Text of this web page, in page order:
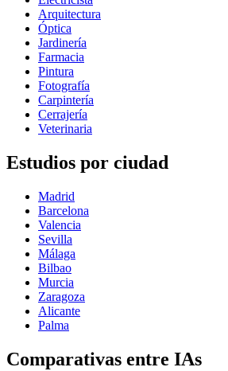
Arquitectura
Óptica
Jardinería
Farmacia
Pintura
Fotografía
Carpintería
Cerrajería
Veterinaria
Estudios por ciudad
Madrid
Barcelona
Valencia
Sevilla
Málaga
Bilbao
Murcia
Zaragoza
Alicante
Palma
Comparativas entre IAs